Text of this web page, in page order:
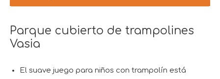
Parque cubierto de trampolines
Vasia
El suave juego para niños con trampolín está